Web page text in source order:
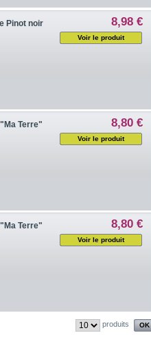
Pinot noir
8,98 €
Voir le produit
Terre"
8,80 €
Voir le produit
Terre"
8,80 €
Voir le produit
produits